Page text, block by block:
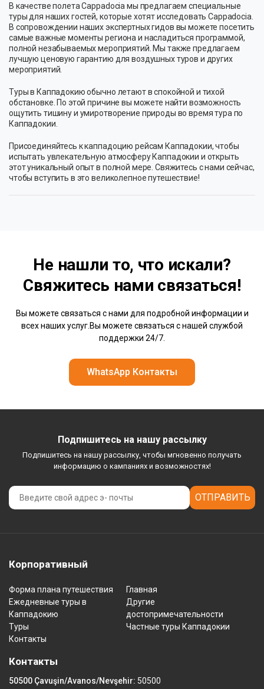
В качестве полета Cappadocia мы предлагаем специальные
туры для наших гостей, которые хотят исследовать Cappadocia.
В сопровождении наших экспертных гидов вы можете посетить
самые важные моменты региона и насладиться программой,
полной незабываемых мероприятий. Мы также предлагаем
лучшую ценовую гарантию для воздушных туров и других
мероприятий.
Туры в Каппадокию обычно летают в спокойной и тихой
обстановке. По этой причине вы можете найти возможность
ощутить тишину и умиротворение природы во время тура по
Каппадокии.
Присоединяйтесь к каппадоцию рейсам Каппадокии, чтобы
испытать увлекательную атмосферу Каппадокии и открыть
этот уникальный опыт в полной мере. Свяжитесь с нами сейчас,
чтобы вступить в это великолепное путешествие!
Не нашли то, что искали?
Свяжитесь нами связаться!
Вы можете связаться с нами для подробной информации и
всех наших услуг.Вы можете связаться с нашей службой
поддержки 24/7.
WhatsApp Контакты
Подпишитесь на нашу рассылку
Подпишитесь на нашу рассылку, чтобы мгновенно получать
информацию о кампаниях и возможностях!
ОТПРАВИТЬ
Корпоративный
Форма плана путешествия
Главная
Ежедневные туры в
Каппадокию
Другие
достопримечательности
Туры
Частные туры Каппадокии
Контакты
Контакты
50500 Çavuşin/Avanos/Nevşehir: 50500